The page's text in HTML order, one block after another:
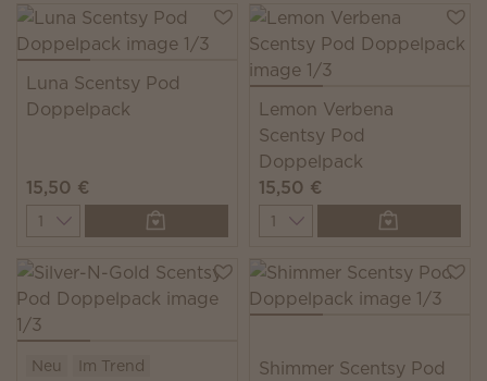
Luna Scentsy Pod
Doppelpack
15,50 €
Quantity
Lemon Verbena
Scentsy Pod
Doppelpack
15,50 €
Quantity
Neu Im Trend
Shimmer Scentsy Pod